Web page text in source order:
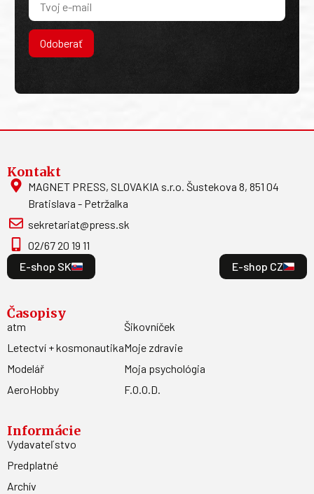
Odoberať
Kontakt
MAGNET PRESS, SLOVAKIA s.r.o. Šustekova 8, 851 04
Bratislava - Petržalka
sekretariat@press.sk
02/67 20 19 11
E-shop SK
E-shop CZ
Časopisy
atm
Letectví + kosmonautika
Modelář
AeroHobby
Šikovníček
Moje zdravie
Moja psychológia
F.O.O.D.
Informácie
Vydavateľstvo
Predplatné
Archív